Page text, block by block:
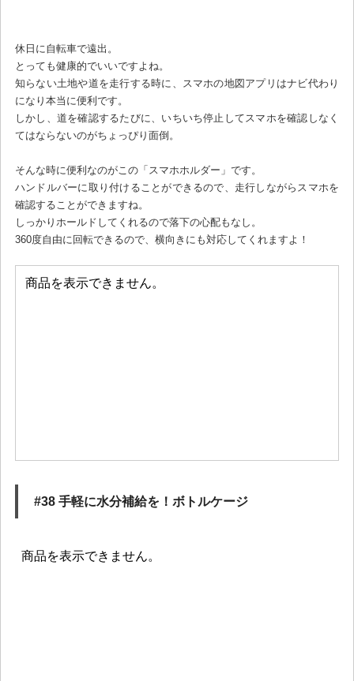
休日に自転車で遠出。
とっても健康的でいいですよね。
知らない土地や道を走行する時に、スマホの地図アプリはナビ代わり
になり本当に便利です。
しかし、道を確認するたびに、いちいち停止してスマホを確認しなく
てはならないのがちょっぴり面倒。
そんな時に便利なのがこの「スマホホルダー」です。
ハンドルバーに取り付けることができるので、走行しながらスマホを
確認することができますね。
しっかりホールドしてくれるので落下の心配もなし。
360度自由に回転できるので、横向きにも対応してくれますよ！
#38 手軽に水分補給を！ボトルケージ